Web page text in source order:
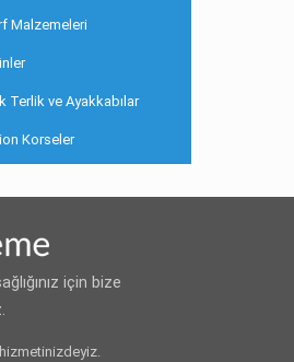
Malzemeleri
Terlik ve Ayakkabılar
Korseler
için bize
hizmetinizdeyiz.